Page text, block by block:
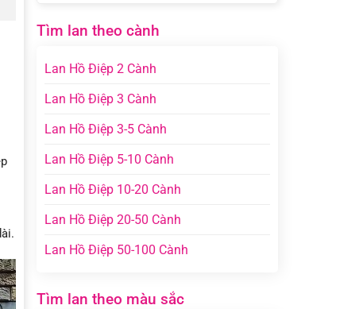
Tìm lan theo cành
Lan Hồ Điệp 2 Cành
Lan Hồ Điệp 3 Cành
Lan Hồ Điệp 3-5 Cành
Lan Hồ Điệp 5-10 Cành
Lan Hồ Điệp 10-20 Cành
Lan Hồ Điệp 20-50 Cành
Lan Hồ Điệp 50-100 Cành
Tìm lan theo màu sắc